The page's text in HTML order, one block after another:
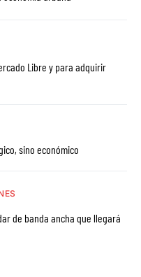
Libre y para adquirir
sino económico
de banda ancha que llegará